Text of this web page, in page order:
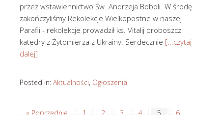
przez wstawiennictwo Św. Andrzeja Boboli. W środę
zakończyliśmy Rekolekcje Wielkopostne w naszej
Parafii - rekolekcje prowadził ks. Vitalij proboszcz
katedry z Żytomierza z Ukrainy. Serdecznie [...czytaj
dalej]
Posted in: Aktualności, Ogłoszenia
« Poprzednie 1 2 3 4 5 6